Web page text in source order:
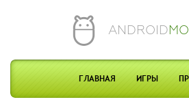
ANDROID
ГЛАВНАЯ ИГРЫ